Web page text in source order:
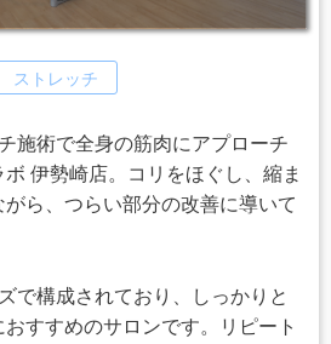
ストレッチ
施術で全身の筋肉にアプローチ
伊勢崎店。コリをほぐし、縮ま
ら、つらい部分の改善に導いて
で構成されており、しっかりと
すすめのサロンです。リピート